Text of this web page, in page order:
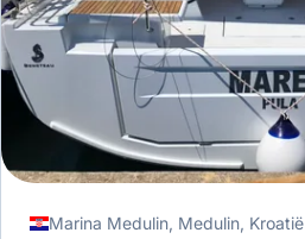
Marina Medulin, Medulin, Kroatië